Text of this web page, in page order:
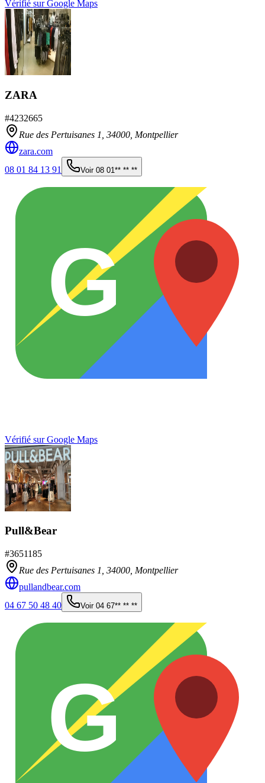
Vérifié sur Google Maps
ZARA
#4232665
Rue des Pertuisanes 1, 34000 Montpellier
zara.com
08 01 84 13 91
Voir 08 01** ** **
G
Vérifié sur Google Maps
Pull&Bear
#3651185
Rue des Pertuisanes 1, 34000 Montpellier
pullandbear.com
04 67 50 48 40
Voir 04 67** ** **
G